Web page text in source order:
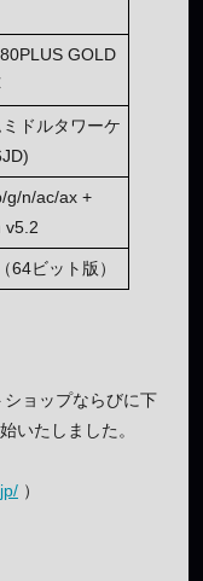
GOLD
ドルタワーケ
g/n/ac/ax +
v5.2
64ビット版）
ョップならびに下
いたしました。
）